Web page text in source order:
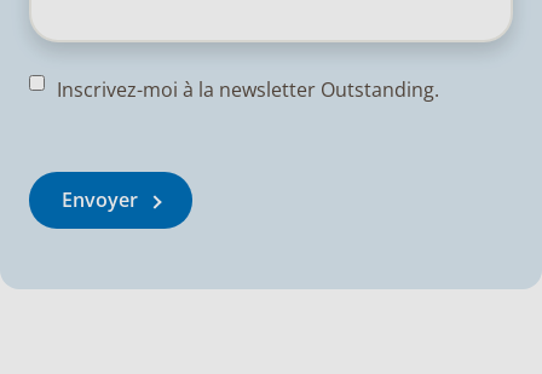
Inscrivez-moi à la newsletter Outstanding.
Envoyer